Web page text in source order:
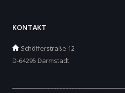
KONTAKT
Schöfferstraße 12
D-64295 Darmstadt